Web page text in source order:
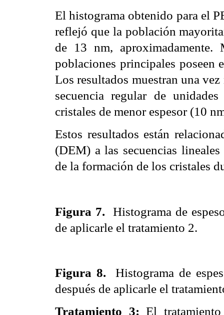
El histograma obtenido para el
reflejó que la población
de 13 nm,
poblaciones principales poseen
Los resultados muestran una vez
secuencia regular de
cristales de menor espesor (10
Estos resultados están
(DEM) a las secuencias
de la formación de los cristales
Figura 7.
Histograma de
de aplicarle el tratamiento 2.
Figura 8.
Histograma de
después de aplicarle el
Tratamiento 3:El